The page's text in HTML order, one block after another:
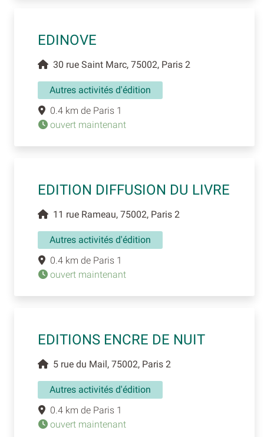
EDINOVE
30 rue Saint Marc, 75002, Paris 2
Autres activités d'édition
0.4 km de Paris 1
ouvert maintenant
EDITION DIFFUSION DU LIVRE
11 rue Rameau, 75002, Paris 2
Autres activités d'édition
0.4 km de Paris 1
ouvert maintenant
EDITIONS ENCRE DE NUIT
5 rue du Mail, 75002, Paris 2
Autres activités d'édition
0.4 km de Paris 1
ouvert maintenant